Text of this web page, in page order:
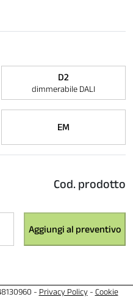
D2
dimmerabile DALI
EM
Cod. prodotto
Aggiungi al preventivo
- Privacy Policy- Cookie